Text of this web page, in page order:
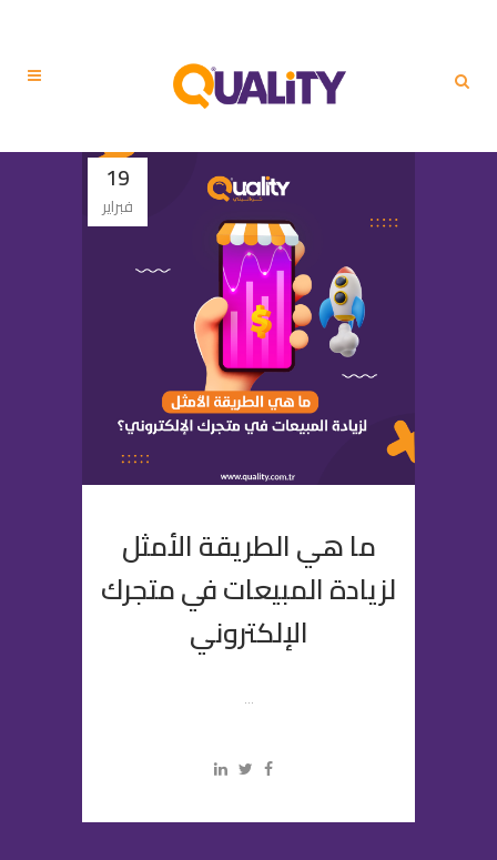
19
فبراير
ما هي الطريقة الأمثل
لزيادة المبيعات في متجرك
الإلكتروني
...